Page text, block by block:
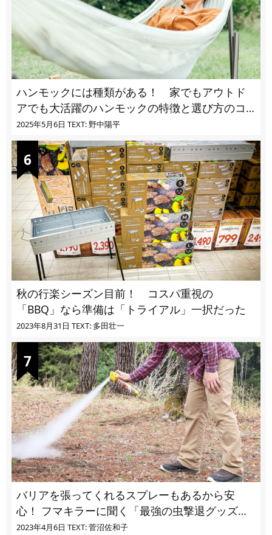
ハンモックには種類がある！ 家でもアウトド
アでも大活躍のハンモックの特徴と選び方のコ
ツとは
2025年5月6日 TEXT: 野中陽平
秋の行楽シーズン目前！ コスパ重視の
「BBQ」なら準備は「トライアル」一択だった
2023年8月31日 TEXT: 多田壮一
バリアを張ってくれるスプレーもあるから安
心！ フマキラーに聞く「最強の虫撃退グッズ
vol.4」【キャンプサイトで使う虫よけ】
2023年4月6日 TEXT: 菅沼佐和子